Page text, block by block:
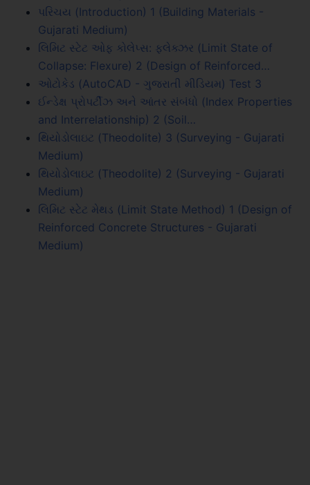
પરિચય (Introduction) 1 (Building Materials -
Gujarati Medium)
લિમિટ સ્ટેટ ઓફ કોલેપ્સ: ફ્લેક્ઝર (Limit State of
Collapse: Flexure) 2 (Design of Reinforced…
ઓટોકેડ (AutoCAD - ગુજરાતી મીડિયમ) Test 3
ઈન્ડેક્ષ પ્રોપર્ટીઝ અને આંતર સંબંધો (Index Properties
and Interrelationship) 2 (Soil…
થિયોડોલાઇટ (Theodolite) 3 (Surveying - Gujarati
Medium)
થિયોડોલાઇટ (Theodolite) 2 (Surveying - Gujarati
Medium)
લિમિટ સ્ટેટ મેથડ (Limit State Method) 1 (Design of
Reinforced Concrete Structures - Gujarati
Medium)